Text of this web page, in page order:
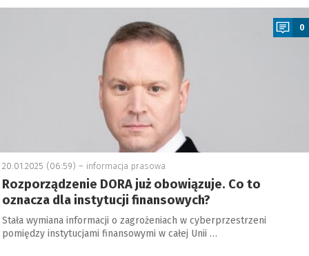
0
20.01.2025 (06:59) – informacja prasowa
Rozporządzenie DORA już obowiązuje. Co to
oznacza dla instytucji finansowych?
Stała wymiana informacji o zagrożeniach w cyberprzestrzeni
pomiędzy instytucjami finansowymi w całej Unii …